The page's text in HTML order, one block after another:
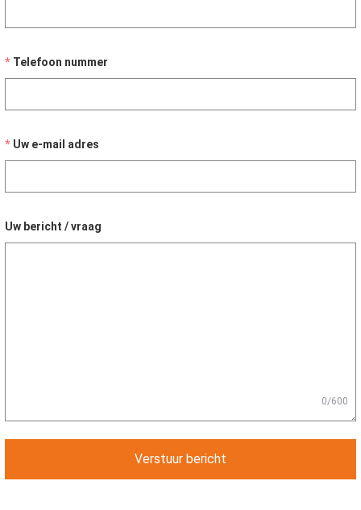
Telefoon nummer
Uw e-mail adres
Uw bericht / vraag
0/600
Verstuur bericht